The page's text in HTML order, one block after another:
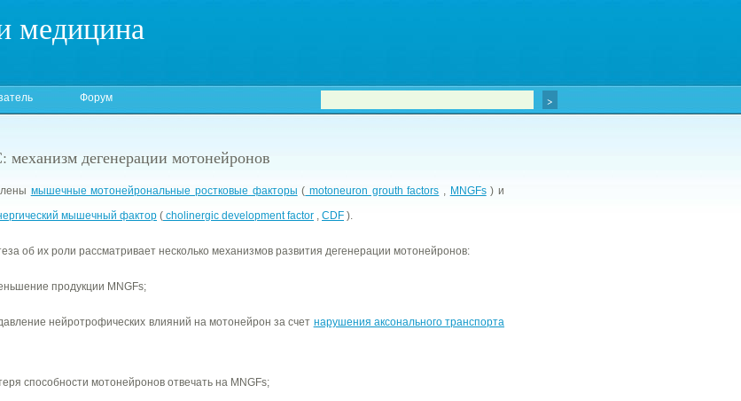
медицина
Форум
механизм дегенерации мотонейронов
мышечные мотонейрональные ростковые факторы ( motoneuron grouth factors , MNGFs) и
мышечный фактор ( cholinergic development factor , CDF ).
об их роли рассматривает несколько механизмов развития дегенерации мотонейронов:
продукции MNGFs;
нейротрофических влияний на мотонейрон за счет нарушения аксонального транспорта
способности мотонейронов отвечать на MNGFs;